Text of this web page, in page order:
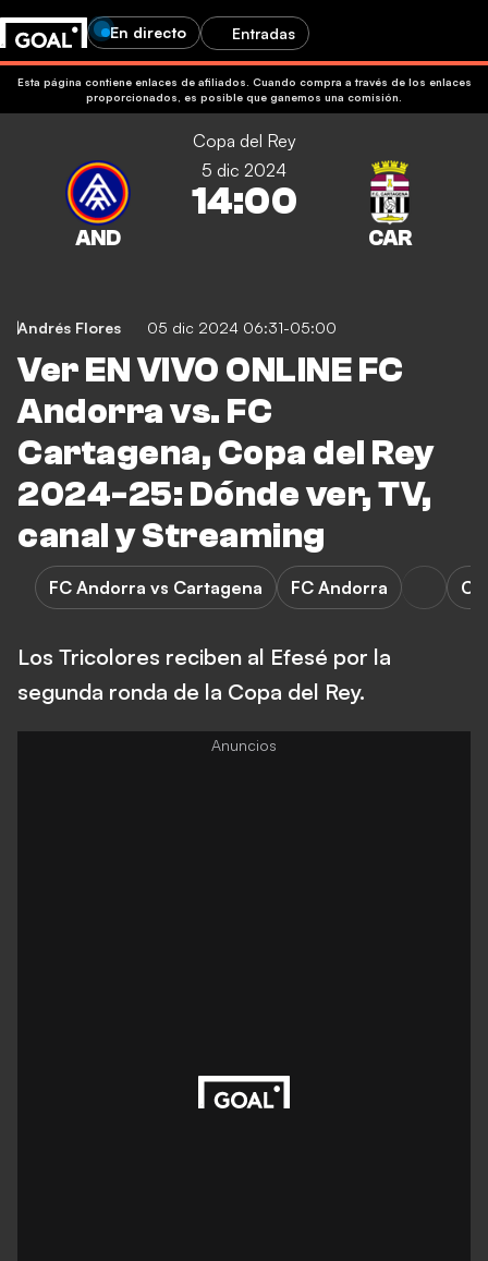
En directo Entradas
Esta página contiene enlaces de afiliados. Cuando compra a través de los enlaces
proporcionados, es posible que ganemos una comisión.
Copa del Rey
5 dic 2024
14:00
Andrés Flores 05 dic 2024 06:31-05:00
Ver EN VIVO ONLINE FC
Andorra vs. FC
Cartagena, Copa del Rey
2024-25: Dónde ver, TV,
canal y Streaming
FC Andorra vs Cartagena FC Andorra
Los Tricolores reciben al Efesé por la
segunda ronda de la Copa del Rey.